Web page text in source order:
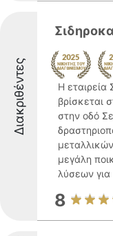
Διακριθέντες
Η εταιρεία
βρίσκεται
στην οδό
μεγάλη
λύσεων για
8